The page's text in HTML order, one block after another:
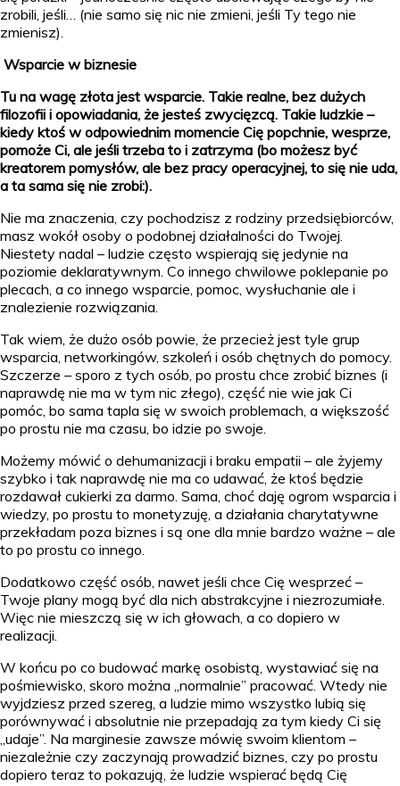
zrobili, jeśli… (nie samo się nic nie zmieni, jeśli Ty tego nie
zmienisz).
Wsparcie w biznesie
Tu na wagę złota jest wsparcie. Takie realne, bez dużych
filozofii i opowiadania, że jesteś zwycięzcą. Takie ludzkie –
kiedy ktoś w odpowiednim momencie Cię popchnie, wesprze,
pomoże Ci, ale jeśli trzeba to i zatrzyma (bo możesz być
kreatorem pomysłów, ale bez pracy operacyjnej, to się nie uda,
a ta sama się nie zrobi:).
Nie ma znaczenia, czy pochodzisz z rodziny przedsiębiorców,
masz wokół osoby o podobnej działalności do Twojej.
Niestety nadal – ludzie często wspierają się jedynie na
poziomie deklaratywnym. Co innego chwilowe poklepanie po
plecach, a co innego wsparcie, pomoc, wysłuchanie ale i
znalezienie rozwiązania.
Tak wiem, że dużo osób powie, że przecież jest tyle grup
wsparcia, networkingów, szkoleń i osób chętnych do pomocy.
Szczerze – sporo z tych osób, po prostu chce zrobić biznes (i
naprawdę nie ma w tym nic złego), część nie wie jak Ci
pomóc, bo sama tapla się w swoich problemach, a większość
po prostu nie ma czasu, bo idzie po swoje.
Możemy mówić o dehumanizacji i braku empatii – ale żyjemy
szybko i tak naprawdę nie ma co udawać, że ktoś będzie
rozdawał cukierki za darmo. Sama, choć daję ogrom wsparcia i
wiedzy, po prostu to monetyzuję, a działania charytatywne
przekładam poza biznes i są one dla mnie bardzo ważne – ale
to po prostu co innego.
Dodatkowo część osób, nawet jeśli chce Cię wesprzeć –
Twoje plany mogą być dla nich abstrakcyjne i niezrozumiałe.
Więc nie mieszczą się w ich głowach, a co dopiero w
realizacji.
W końcu po co budować markę osobistą, wystawiać się na
pośmiewisko, skoro można „normalnie” pracować. Wtedy nie
wyjdziesz przed szereg, a ludzie mimo wszystko lubią się
porównywać i absolutnie nie przepadają za tym kiedy Ci się
„udaje”. Na marginesie zawsze mówię swoim klientom –
niezależnie czy zaczynają prowadzić biznes, czy po prostu
dopiero teraz to pokazują, że ludzie wspierać będą Cię